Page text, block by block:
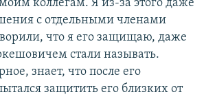
коллегам. Я из-за этого даже
с отдельными членами
что я его защищаю, даже
стали называть.
знает, что после его
защитить его близких от